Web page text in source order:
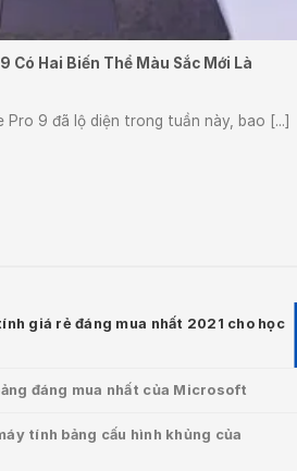
Có Hai Biến Thể Màu Sắc Mới Là
Pro 9 đã lộ diện trong tuần này, bao [...]
giá rẻ đáng mua nhất 2021 cho học
đáng mua nhất của Microsoft
tính bảng cấu hình khủng của